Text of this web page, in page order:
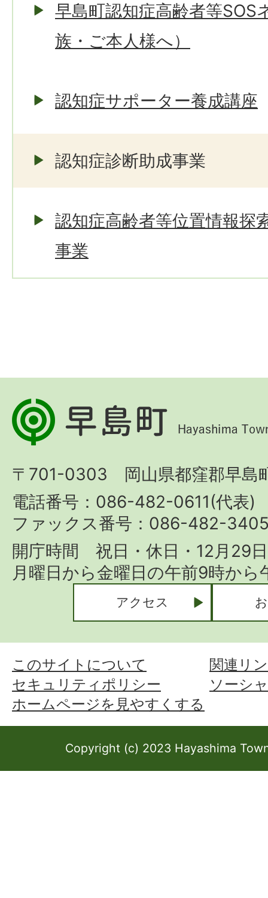
早島町認知症高齢者等SOS
族・ご本人様へ）
認知症サポーター養成講座
認知症診断助成事業
認知症高齢者等位置情報探
事業
早
島
Hayashima
Town
〒701-0303 岡山県都窪郡早島
電話番号：086-482-0611(代表)
ファックス番号：086-482-
開庁時間 祝日・休日・12月29
月曜日から金曜日の午前9時か
アクセス
このサイトについて
関連リ
セキュリティポリシー
ソーシ
ホームページを見やすくする
Copyright (c) 2023 Hayashima